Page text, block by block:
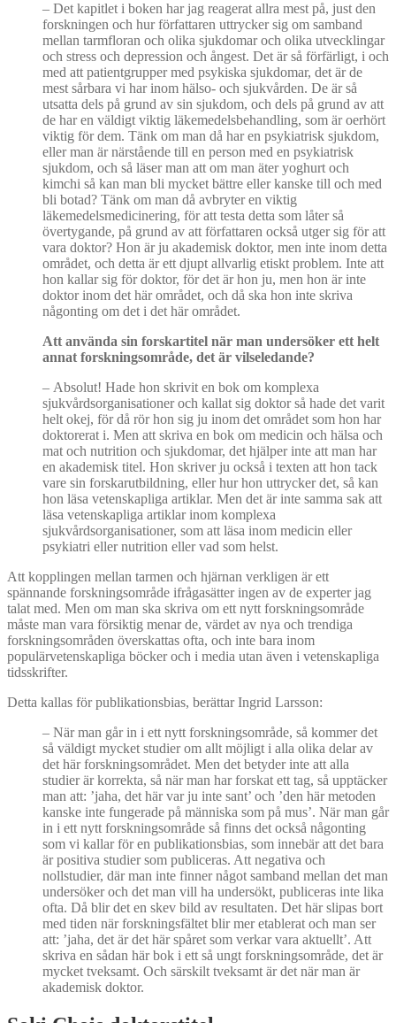
– Det kapitlet i boken har jag reagerat allra mest på, just den
forskningen och hur författaren uttrycker sig om samband
mellan tarmfloran och olika sjukdomar och olika utvecklingar
och stress och depression och ångest. Det är så förfärligt, i och
med att patientgrupper med psykiska sjukdomar, det är de
mest sårbara vi har inom hälso- och sjukvården. De är så
utsatta dels på grund av sin sjukdom, och dels på grund av att
de har en väldigt viktig läkemedelsbehandling, som är oerhört
viktig för dem. Tänk om man då har en psykiatrisk sjukdom,
eller man är närstående till en person med en psykiatrisk
sjukdom, och så läser man att om man äter yoghurt och
kimchi så kan man bli mycket bättre eller kanske till och med
bli botad? Tänk om man då avbryter en viktig
läkemedelsmedicinering, för att testa detta som låter så
övertygande, på grund av att författaren också utger sig för att
vara doktor? Hon är ju akademisk doktor, men inte inom detta
området, och detta är ett djupt allvarlig etiskt problem. Inte att
hon kallar sig för doktor, för det är hon ju, men hon är inte
doktor inom det här området, och då ska hon inte skriva
någonting om det i det här området.
Att använda sin forskartitel när man undersöker ett helt
annat forskningsområde, det är vilseledande?
– Absolut! Hade hon skrivit en bok om komplexa
sjukvårdsorganisationer och kallat sig doktor så hade det varit
helt okej, för då rör hon sig ju inom det området som hon har
doktorerat i. Men att skriva en bok om medicin och hälsa och
mat och nutrition och sjukdomar, det hjälper inte att man har
en akademisk titel. Hon skriver ju också i texten att hon tack
vare sin forskarutbildning, eller hur hon uttrycker det, så kan
hon läsa vetenskapliga artiklar. Men det är inte samma sak att
läsa vetenskapliga artiklar inom komplexa
sjukvårdsorganisationer, som att läsa inom medicin eller
psykiatri eller nutrition eller vad som helst.
Att kopplingen mellan tarmen och hjärnan verkligen är ett
spännande forskningsområde ifrågasätter ingen av de experter jag
talat med. Men om man ska skriva om ett nytt forskningsområde
måste man vara försiktig menar de, värdet av nya och trendiga
forskningsområden överskattas ofta, och inte bara inom
populärvetenskapliga böcker och i media utan även i vetenskapliga
tidsskrifter.
Detta kallas för publikationsbias, berättar Ingrid Larsson:
– När man går in i ett nytt forskningsområde, så kommer det
så väldigt mycket studier om allt möjligt i alla olika delar av
det här forskningsområdet. Men det betyder inte att alla
studier är korrekta, så när man har forskat ett tag, så upptäcker
man att: ’jaha, det här var ju inte sant’ och ’den här metoden
kanske inte fungerade på människa som på mus’. När man går
in i ett nytt forskningsområde så finns det också någonting
som vi kallar för en publikationsbias, som innebär att det bara
är positiva studier som publiceras. Att negativa och
nollstudier, där man inte finner något samband mellan det man
undersöker och det man vill ha undersökt, publiceras inte lika
ofta. Då blir det en skev bild av resultaten. Det här slipas bort
med tiden när forskningsfältet blir mer etablerat och man ser
att: ’jaha, det är det här spåret som verkar vara aktuellt’. Att
skriva en sådan här bok i ett så ungt forskningsområde, det är
mycket tveksamt. Och särskilt tveksamt är det när man är
akademisk doktor.